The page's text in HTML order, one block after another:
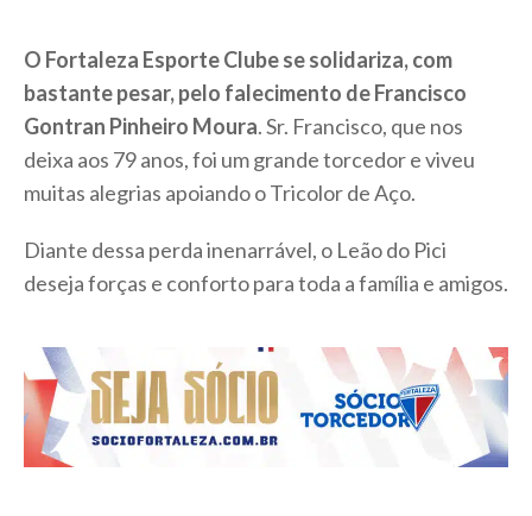
O Fortaleza Esporte Clube se solidariza, com
bastante pesar, pelo falecimento de Francisco
Gontran Pinheiro Moura. Sr. Francisco, que nos
deixa aos 79 anos, foi um grande torcedor e viveu
muitas alegrias apoiando o Tricolor de Aço.
Diante dessa perda inenarrável, o Leão do Pici
deseja forças e conforto para toda a família e amigos.